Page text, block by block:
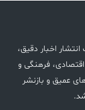
اخبار دقیق،
فرهنگی و
عمیق و بازنشر